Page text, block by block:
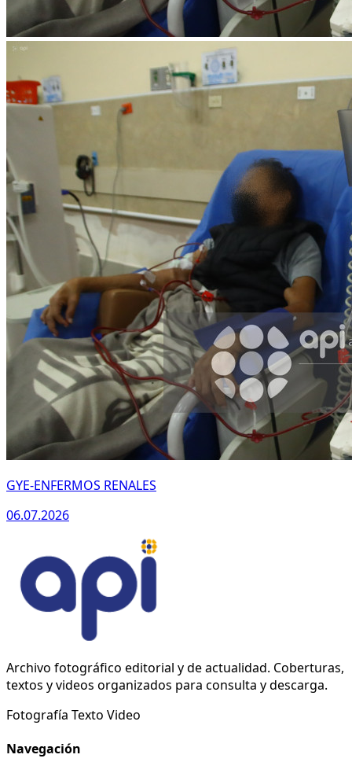
GYE-ENFERMOS RENALES
06.07.2026
Archivo fotográfico editorial y de actualidad. Coberturas,
textos y videos organizados para consulta y descarga.
Fotografía Texto Video
Navegación